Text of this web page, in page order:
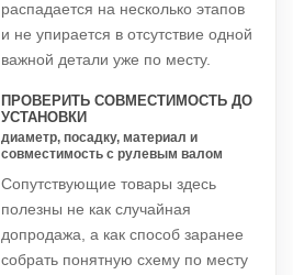
распадается на несколько этапов
и не упирается в отсутствие одной
важной детали уже по месту.
ПРОВЕРИТЬ СОВМЕСТИМОСТЬ ДО
УСТАНОВКИ
диаметр, посадку, материал и
совместимость с рулевым валом
Сопутствующие товары здесь
полезны не как случайная
допродажа, а как способ заранее
собрать понятную схему по месту